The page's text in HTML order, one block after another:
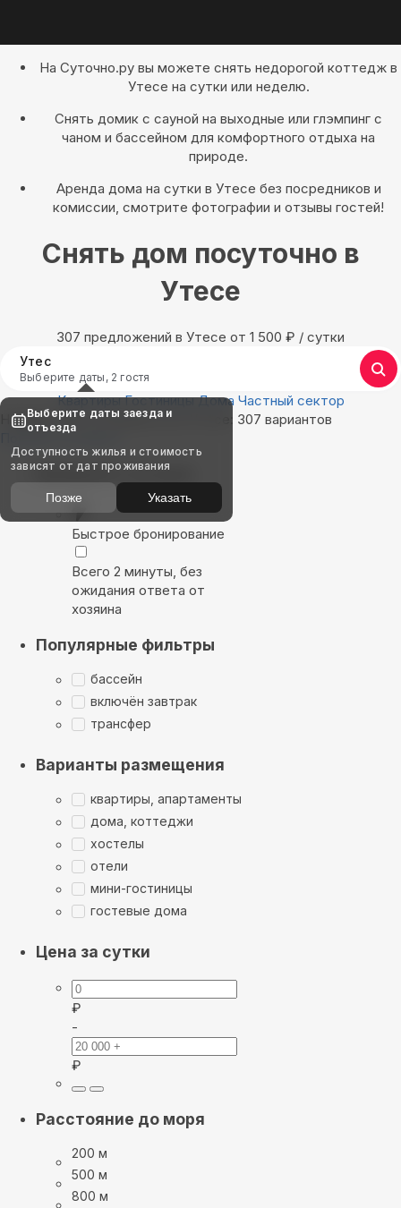
На Суточно.ру вы можете снять недорогой коттедж в
Утесе на сутки или неделю.
Снять домик с сауной на выходные или глэмпинг с
чаном и бассейном для комфортного отдыха на
природе.
Аренда дома на сутки в Утесе без посредников и
комиссии, смотрите фотографии и отзывы гостей!
Снять дом посуточно в
Утесе
307 предложений в Утесе oт 1 500 ₽ / сутки
Утес
Выберите даты, 2 гостя
Квартиры Гостиницы Дома Частный сектор
Найдём, где остановиться в Утесе: 307 вариантов
Показать на карте
Выбирайте лучшее
Быстрое бронирование
Всего 2 минуты, без
ожидания ответа от
хозяина
Популярные фильтры
бассейн
включён завтрак
трансфер
Варианты размещения
квартиры, апартаменты
дома, коттеджи
хостелы
отели
мини-гостиницы
гостевые дома
Цена за сутки
₽
-
₽
Расстояние до моря
200 м
500 м
800 м
Выберите даты заезда и
отъезда
Доступность жилья и стоимость
зависят от дат проживания
Позже Указать